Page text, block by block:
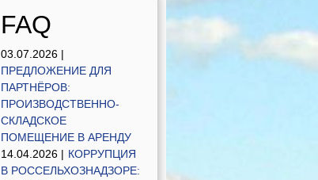
FAQ
03.07.2026 |
ПРЕДЛОЖЕНИЕ ДЛЯ
ПАРТНЁРОВ:
ПРОИЗВОДСТВЕННО-
СКЛАДСКОЕ
ПОМЕЩЕНИЕ В АРЕНДУ
14.04.2026 | КОРРУПЦИЯ
В РОССЕЛЬХОЗНАДЗОРЕ: